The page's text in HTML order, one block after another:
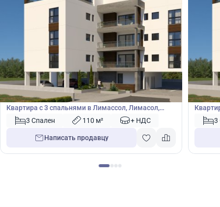
€484 000
Квартира
Квартира с 3 спальнями в Лимассол, Лимасол,
Кипр № 41602
3 Спален 110 м² + НДС
Написать продавцу
€469
Кипр3